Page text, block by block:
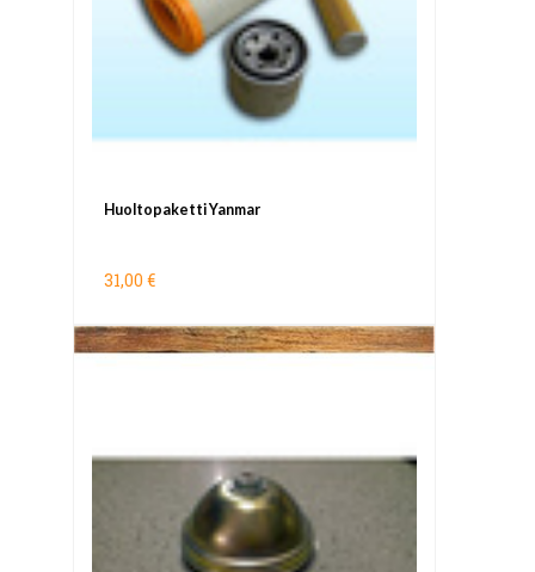
Huoltopaketti Yanmar
31,00 €